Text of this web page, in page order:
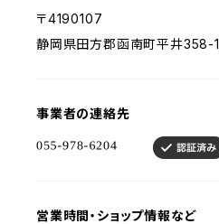
〒4190107
静岡県田方郡函南町平井358-1
事業者の連絡先
営業時間・ショップ情報など